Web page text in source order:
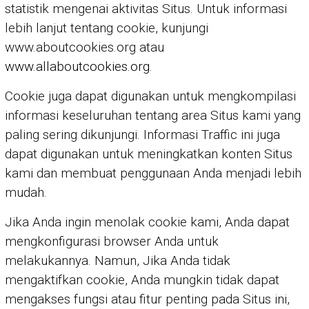
statistik mengenai aktivitas Situs. Untuk informasi
lebih lanjut tentang cookie, kunjungi
www.aboutcookies.org atau
www.allaboutcookies.org.
Cookie juga dapat digunakan untuk mengkompilasi
informasi keseluruhan tentang area Situs kami yang
paling sering dikunjungi. Informasi Traffic ini juga
dapat digunakan untuk meningkatkan konten Situs
kami dan membuat penggunaan Anda menjadi lebih
mudah.
Jika Anda ingin menolak cookie kami, Anda dapat
mengkonfigurasi browser Anda untuk
melakukannya. Namun, Jika Anda tidak
mengaktifkan cookie, Anda mungkin tidak dapat
mengakses fungsi atau fitur penting pada Situs ini,